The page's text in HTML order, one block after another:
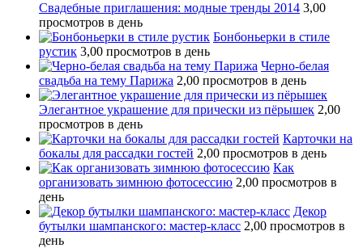
Свадебные приглашения: модные тренды 2014 3,00
просмотров в день
Бонбоньерки в стиле
рустик 3,00 просмотров в день
Черно-белая
свадьба на тему Парижа 2,00 просмотров в день
Элегантное украшение для прически из пёрышек 2,00
просмотров в день
Карточки на
бокалы для рассадки гостей 2,00 просмотров в день
Как
организовать зимнюю фотосессию 2,00 просмотров в
день
Декор
бутылки шампанского: мастер-класс 2,00 просмотров в
день